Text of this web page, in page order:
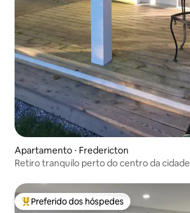
Apartamento ⋅ Fredericton
Retiro tranquilo perto do centro da cidade
Entre os melhores preferidos dos hóspedes
Preferido dos hóspedes